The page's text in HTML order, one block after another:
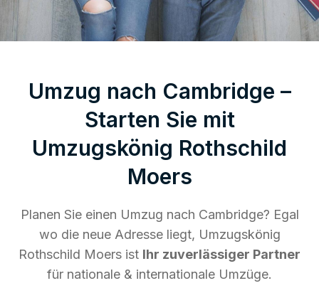
Umzug nach Cambridge –
Starten Sie mit
Umzugskönig Rothschild
Moers
Planen Sie einen Umzug nach Cambridge? Egal
wo die neue Adresse liegt, Umzugskönig
Rothschild Moers ist Ihr zuverlässiger Partner
für nationale & internationale Umzüge.